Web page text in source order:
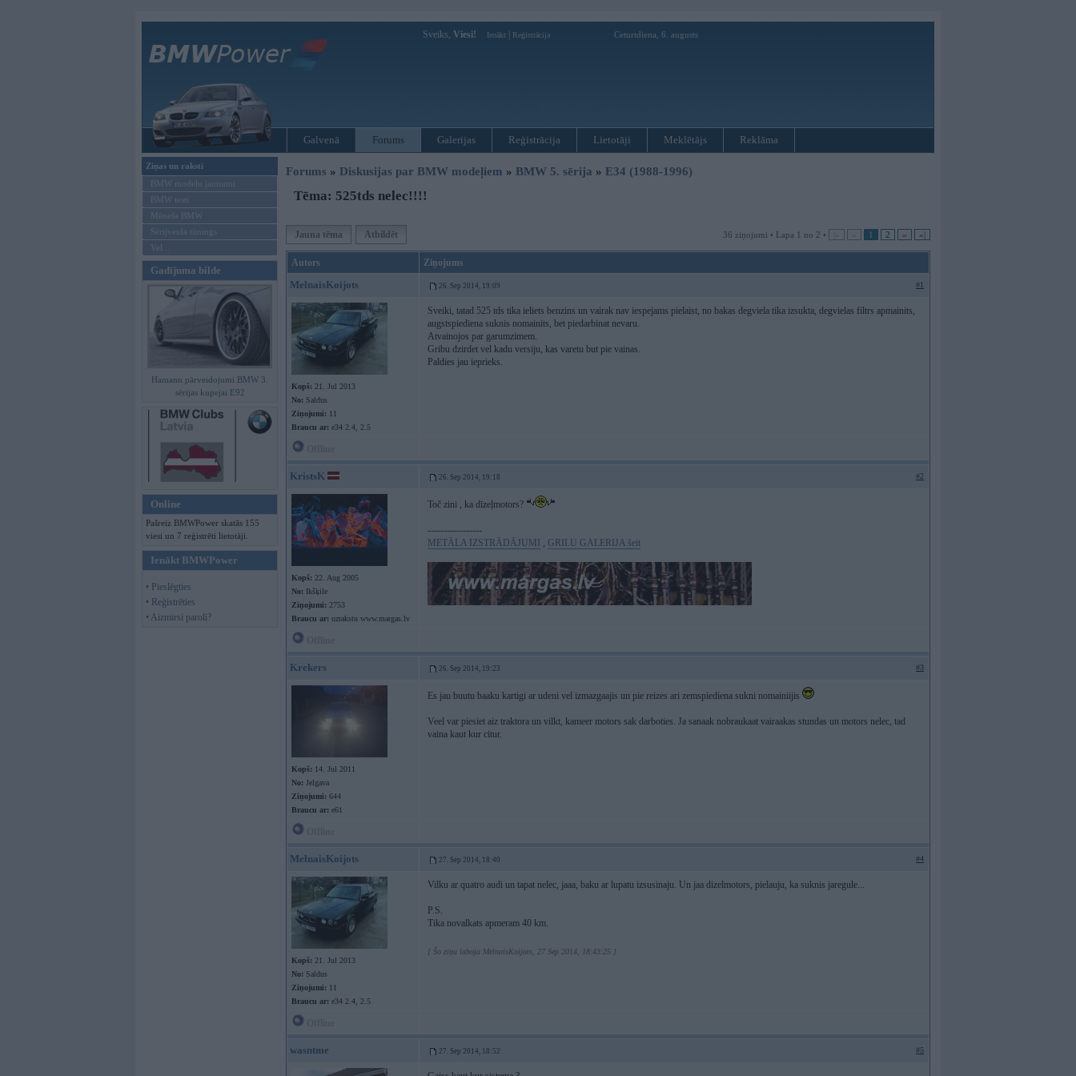
Sveiks, Viesi! Ienākt Reģistrācija Ceturtdiena, 6. augusts
Galvenā Forums Galerijas Reģistrācija Lietotāji Meklētājs Reklāma
Ziņas un raksti
BMW modeļu jaunumi
BMW testi
Mēneša BMW
Sērijveida tūnings
Vel...
Gadījuma bilde
Hamann pārveidojumi BMW 3.
sērijas kupejai E92
Online
Pašreiz BMWPower skatās 155
viesi un 7 reģistrēti lietotāji.
Ienākt BMWPower
• Pieslēgties
• Reģistrēties
• Aizmirsi paroli?
Forums » Diskusijas par BMW modeļiem » BMW 5. sērija » E34 (1988-1996)
Tēma: 525tds nelec!!!!
Jauna tēma Atbildēt 36 ziņojumi • Lapa 1 no 2 • |« « 1 2 » »|
Autors Ziņojums
MelnaisKoijots 26. Sep 2014, 19:09 #1
Kopš: 21. Jul 2013
No: Saldus
Ziņojumi: 11
Braucu ar: e34 2.4, 2.5
Sveiki, tatad 525 tds tika ieliets benzins un vairak nav iespejams pielaist, no bakas degviela tika izsukta, degvielas filtrs apmainits,
augstspiediena suknis nomainits, bet piedarbinat nevaru.
Atvainojos par garumzimem.
Gribu dzirdet vel kadu versiju, kas varetu but pie vainas.
Paldies jau ieprieks.
KristsK 26. Sep 2014, 19:18 #2
Kopš: 22. Aug 2005
No: Ikšķile
Ziņojumi: 2753
Braucu ar: uzrakstu www.margas.lv
Toč zini , ka dīzeļmotors?
-----------------
METĀLA IZSTRĀDĀJUMI
, GRILU GALERIJA šeit
Krekers 26. Sep 2014, 19:23 #3
Kopš: 14. Jul 2011
No: Jelgava
Ziņojumi: 644
Braucu ar: e61
Es jau buutu baaku kartigi ar udeni vel izmazgaajis un pie reizes ari zemspiediena sukni nomainiijis
Veel var piesiet aiz traktora un vilkt, kameer motors sak darboties. Ja sanaak nobraukaat vairaakas stundas un motors nelec, tad
vaina kaut kur citur.
MelnaisKoijots 27. Sep 2014, 18:40 #4
Kopš: 21. Jul 2013
No: Saldus
Ziņojumi: 11
Braucu ar: e34 2.4, 2.5
Vilku ar quatro audi un tapat nelec, jaaa, baku ar lupatu izsusinaju. Un jaa dizelmotors, pielauju, ka suknis jaregule...
P.S.
Tika novalkats apmeram 40 km.
[ Šo ziņu laboja MelnaisKoijots, 27 Sep 2014, 18:43:25 ]
wasntme 27. Sep 2014, 18:52 #5